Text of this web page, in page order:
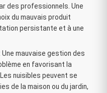
des professionnels. Une
du mauvais produit
persistante et à une
mauvaise gestion des
en favorisant la
nuisibles peuvent se
de la maison ou du jardin,